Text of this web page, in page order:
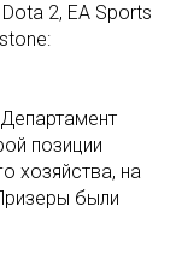
2, EA Sports
позиции
хозяйства, на
были